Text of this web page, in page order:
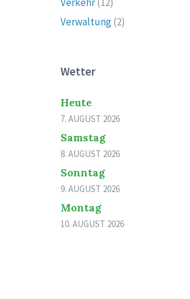
Verwaltung(2)
Wetter
Heute
7. AUGUST 2026
Samstag
8. AUGUST 2026
Sonntag
9. AUGUST 2026
Montag
10. AUGUST 2026